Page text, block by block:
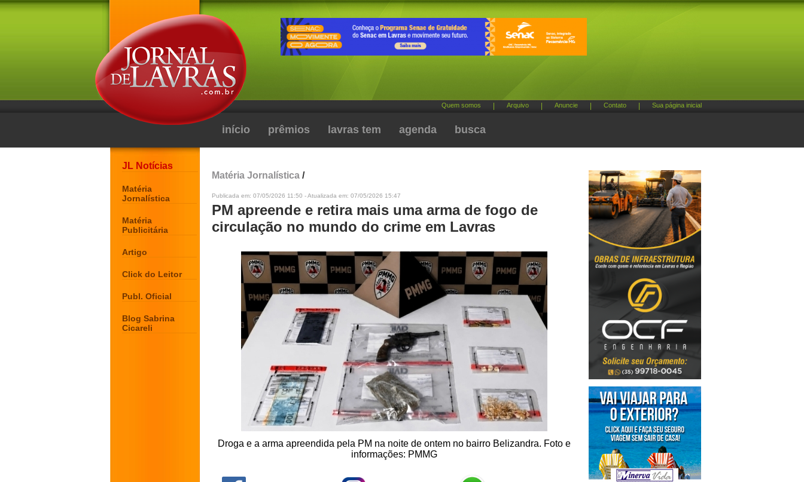
Quem somos Arquivo Anuncie Contato Sua página inicial
início prêmios lavras tem agenda busca
JL Notícias
Matéria
Jornalística
Matéria
Publicitária
Artigo
Click do Leitor
Publ. Oficial
Blog Sabrina
Cicareli
Matéria Jornalística /
Publicada em: 07/05/2026 11:50 - Atualizada em: 07/05/2026 15:47
PM apreende e retira mais uma arma de fogo de
circulação no mundo do crime em Lavras
Droga e a arma apreendida pela PM na noite de ontem no bairro Belizandra. Foto e
informações: PMMG